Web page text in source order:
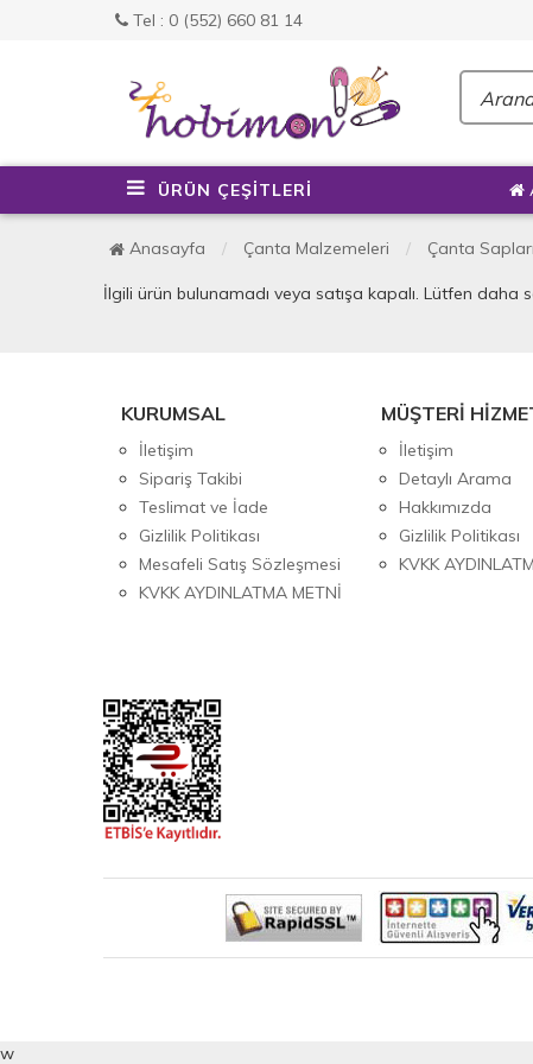
Tel : 0 (552) 660 81 14
ÜRÜN ÇEŞİTLERİ
Anasayfa Çanta Malzemeleri Çanta Sapları
İlgili ürün bulunamadı veya satışa kapalı. Lütfen daha
KURUMSAL
İletişim
Sipariş Takibi
Teslimat ve İade
Gizlilik Politikası
Mesafeli Satış Sözleşmesi
KVKK AYDINLATMA METNİ
MÜŞTERİ
İletişim
Detaylı Arama
Hakkımızda
Gizlilik Politikası
KVKK
w